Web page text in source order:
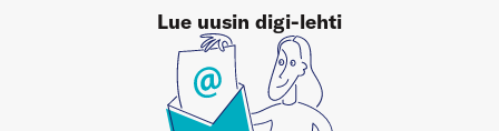
Lue uusin digi-lehti